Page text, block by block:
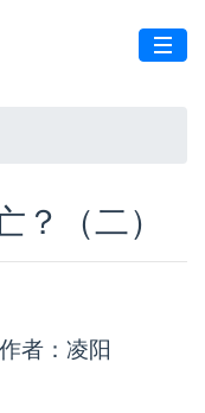
？（二）
作者：凌阳